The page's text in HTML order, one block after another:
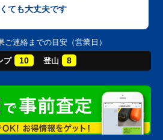
ても大丈夫です
ご連絡までの目安（営業日）
プ 10 登山 8